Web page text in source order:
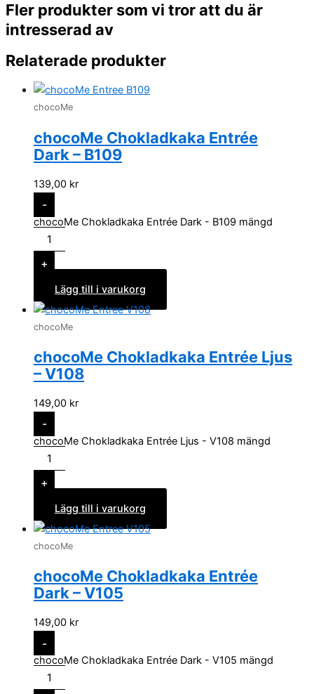
Fler produkter som vi tror att du är
intresserad av
Relaterade produkter
chocoMe
chocoMe Chokladkaka Entrée
Dark – B109
139,00 kr
-
chocoMe Chokladkaka Entrée Dark - B109 mängd
+
Lägg till i varukorg
chocoMe
chocoMe Chokladkaka Entrée Ljus
– V108
149,00 kr
-
chocoMe Chokladkaka Entrée Ljus - V108 mängd
+
Lägg till i varukorg
chocoMe
chocoMe Chokladkaka Entrée
Dark – V105
149,00 kr
-
chocoMe Chokladkaka Entrée Dark - V105 mängd